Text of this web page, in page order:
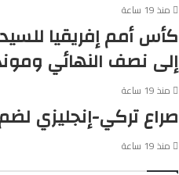
منذ 19 ساعة
كأس أمم إفريقيا
إلى نصف النهائي
منذ 19 ساعة
صراع تركي-إنجليزي
منذ 19 ساعة